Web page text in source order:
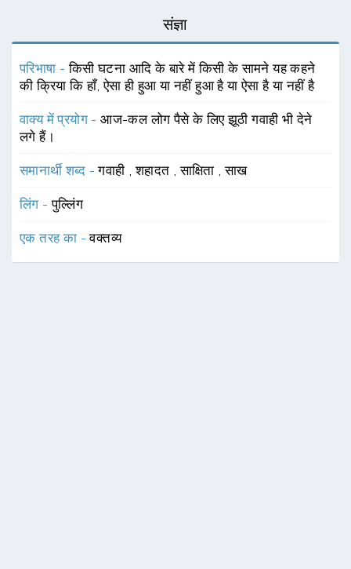
संज्ञा
परिभाषा -किसी घटना आदि के बारे में किसी के सामने यह कहने
की क्रिया कि हाँ, ऐसा ही हुआ या नहीं हुआ है या ऐसा है या नहीं है
वाक्य में प्रयोग -आज-कल लोग पैसे के लिए झूठी गवाही भी देने
लगे हैं।
समानार्थी शब्द -गवाही ,शहादत ,साक्षिता ,साख
लिंग -पुल्लिंग
एक तरह का -वक्तव्य